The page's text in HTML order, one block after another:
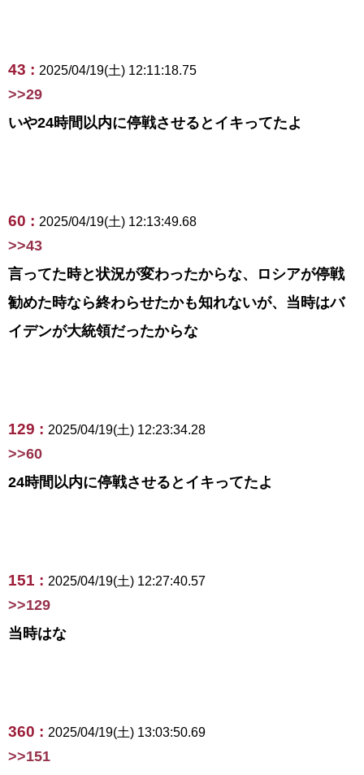
43 : 2025/04/19(土) 12:11:18.75
>>29
いや24時間以内に停戦させるとイキってたよ
60 : 2025/04/19(土) 12:13:49.68
>>43
言ってた時と状況が変わったからな、ロシアが停戦
勧めた時なら終わらせたかも知れないが、当時はバ
イデンが大統領だったからな
129 : 2025/04/19(土) 12:23:34.28
>>60
24時間以内に停戦させるとイキってたよ
151 : 2025/04/19(土) 12:27:40.57
>>129
当時はな
360 : 2025/04/19(土) 13:03:50.69
>>151